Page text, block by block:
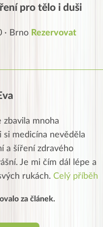
pro tělo i duši
· Brno Rezervovat
zbavila mnoha
medicína nevěděla
a šíření zdravého
Je mi čím dál lépe a
rukách. Celý příběh
za článek.